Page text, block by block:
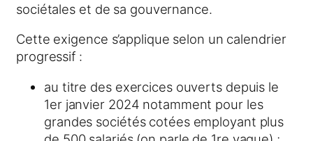
sociétales et de sa gouvernance.
Cette exigence s’applique selon un calendrier
progressif :
au titre des exercices ouverts depuis le
1er janvier 2024 notamment pour les
grandes sociétés cotées employant plus